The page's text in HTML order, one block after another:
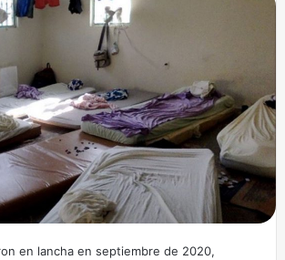
en lancha en septiembre de 2020,